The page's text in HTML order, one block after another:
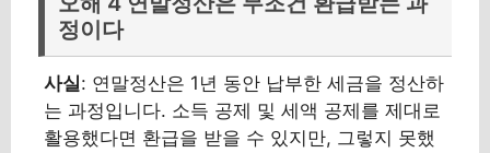
정이다
사실: 연말정산은 1년 동안 납부한 세금을 정산하
는 과정입니다. 소득 공제 및 세액 공제를 제대로
활용했다면 환급을 받을 수 있지만, 그렇지 못했